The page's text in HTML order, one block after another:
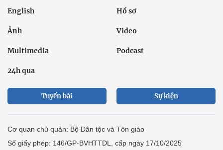
English Hồ sơ
Ảnh Video
Multimedia Podcast
24h qua
Tuyến bài Sự kiện
Cơ quan chủ quản: Bộ Dân tộc và Tôn giáo
Số giấy phép: 146/GP-BVHTTDL, cấp ngày 17/10/2025